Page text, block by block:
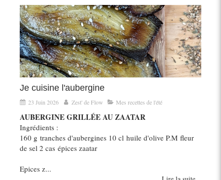
Je cuisine l'aubergine
23 Juin 2026 Zest' de Flow Mes recettes de l'été
AUBERGINE GRILLÉE AU ZAATAR
Ingrédients :
160 g tranches d'aubergines 10 cl huile d'olive P.M fleur
de sel 2 cas épices zaatar
Epices z...